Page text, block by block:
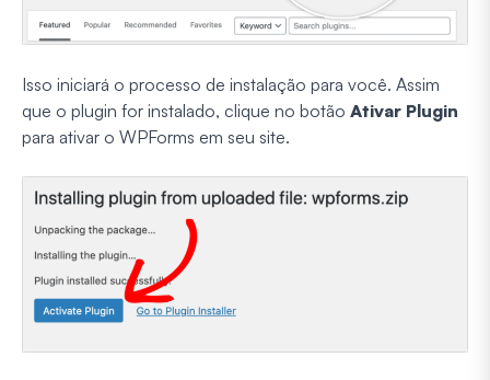
Isso iniciará o processo de instalação para você. Assim
que o plugin for instalado, clique no botão Ativar Plugin
para ativar o WPForms em seu site.